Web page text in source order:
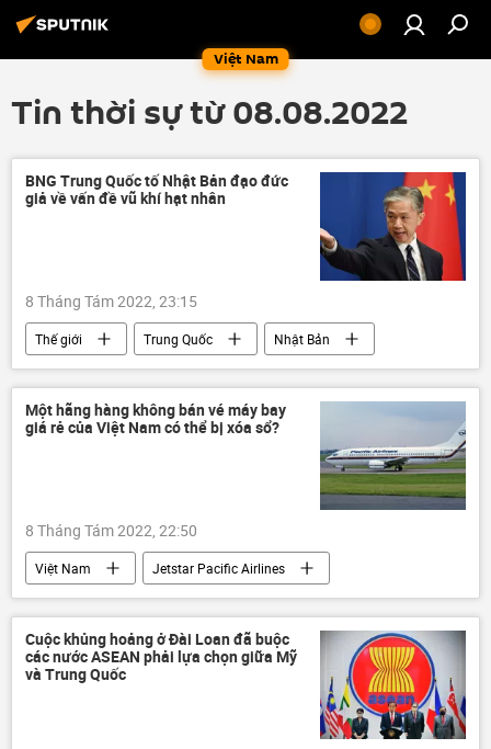
Việt Nam
Tin thời sự từ 08.08.2022
BNG Trung Quốc tố Nhật Bản đạo đức
giả về vấn đề vũ khí hạt nhân
8 Tháng Tám 2022, 23:15
Thế giới Trung Quốc
Nhật Bản
Hoa Kỳ
Vấn đề hạt nhân
vũ khí hạt nhân
Một hãng hàng không bán vé máy bay
giá rẻ của Việt Nam có thể bị xóa sổ?
8 Tháng Tám 2022, 22:50
Việt Nam
Jetstar Pacific Airlines
Cục Hàng không Việt Nam
Kinh tế
đầu tư nước ngoài
Vietnam Airlines
Cuộc khủng hoảng ở Đài Loan đã buộc
các nước ASEAN phải lựa chọn giữa Mỹ
và Trung Quốc